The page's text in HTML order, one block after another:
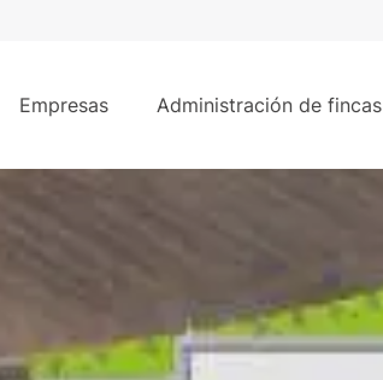
Empresas Administración de fincas
m² - Fuenlabrada, Madrid